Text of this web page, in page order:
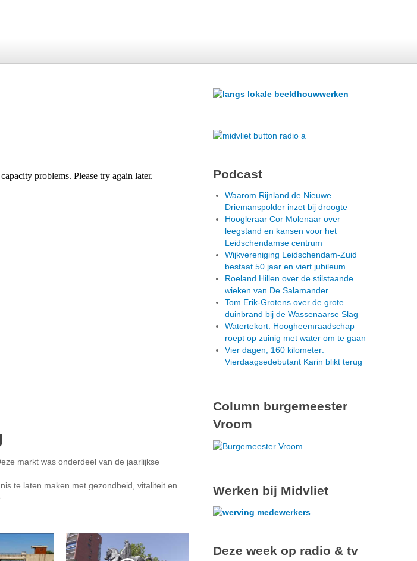
markt was onderdeel van de jaarlijkse
te laten maken met gezondheid, vitaliteit en
Podcast
Waarom Rijnland de Nieuwe
Driemanspolder inzet bij droogte
Hoogleraar Cor Molenaar over
leegstand en kansen voor het
Leidschendamse centrum
Wijkvereniging Leidschendam-Zuid
bestaat 50 jaar en viert jubileum
Roeland Hillen over de stilstaande
wieken van De Salamander
Tom Erik-Grotens over de grote
duinbrand bij de Wassenaarse Slag
Watertekort: Hoogheemraadschap
roept op zuinig met water om te gaan
Vier dagen, 160 kilometer:
Vierdaagsedebutant Karin blikt terug
Column burgemeester
Vroom
Werken bij Midvliet
Deze week op radio & tv